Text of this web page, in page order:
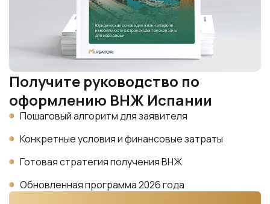
Получите руководство по
оформлению ВНЖ Испании
Пошаговый алгоритм для заявителя
Конкретные условия и финансовые затраты
Готовая стратегия получения ВНЖ
Обновленная программа 2026 года